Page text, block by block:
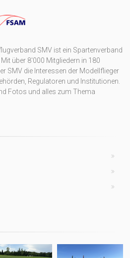
SMV ist ein Spartenverband
über 8'000 Mitgliedern in 180
SMV die Interessen der Modellflieger
Regulatoren und Institutionen.
Fotos und alles zum Thema